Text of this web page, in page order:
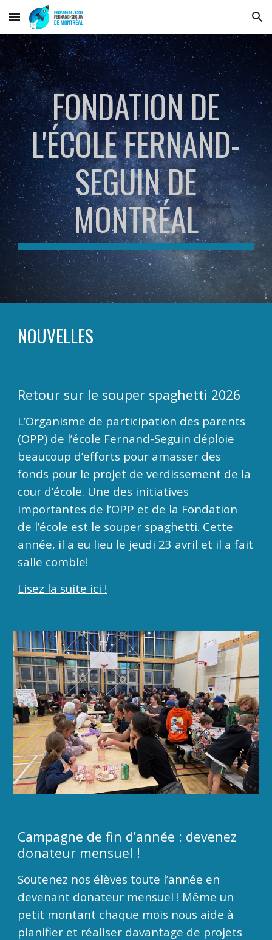
Skip to main content Skip to navigation
FONDATION DE
L'ÉCOLE FERNAND-
SEGUIN DE
MONTRÉAL
NOUVELLES
Retour sur le souper spaghetti 2026
L’Organisme de participation des parents
(OPP) de l’école Fernand-Seguin déploie
beaucoup d’efforts pour amasser des
fonds pour le projet de verdissement de la
cour d’école. Une des initiatives
importantes de l’OPP et de la Fondation
de l’école est le souper spaghetti. Cette
année, il a eu lieu le jeudi 23 avril et il a fait
salle comble!
Lisez la suite ici !
Campagne de fin d’année : devenez
donateur mensuel !
Soutenez nos élèves toute l’année en
devenant donateur mensuel ! Même un
petit montant chaque mois nous aide à
planifier et réaliser davantage de projets